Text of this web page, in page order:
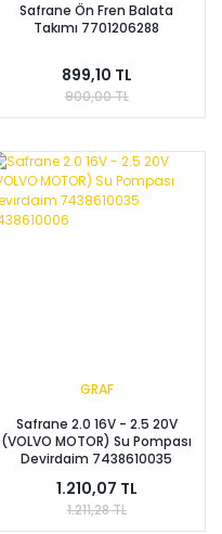
Safrane Ön Fren Balata
Takımı 7701206288
899,10 TL
900,00 TL
GRAF
Safrane 2.0 16V - 2.5 20V
(VOLVO MOTOR) Su Pompası
Devirdaim 7438610035
1.210,07 TL
1.211,28 TL